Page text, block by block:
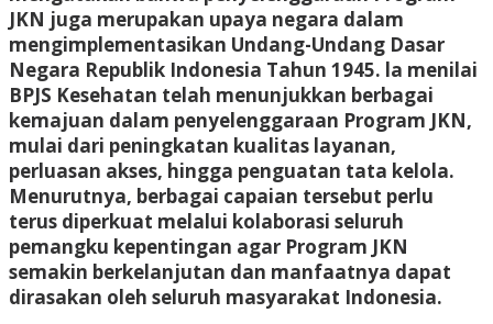
JKN juga merupakan upaya negara dalam
mengimplementasikan Undang-Undang Dasar
Negara Republik Indonesia Tahun 1945. la menilai
BPJS Kesehatan telah menunjukkan berbagai
kemajuan dalam penyelenggaraan Program JKN,
mulai dari peningkatan kualitas layanan,
perluasan akses, hingga penguatan tata kelola.
Menurutnya, berbagai capaian tersebut perlu
terus diperkuat melalui kolaborasi seluruh
pemangku kepentingan agar Program JKN
semakin berkelanjutan dan manfaatnya dapat
dirasakan oleh seluruh masyarakat Indonesia.